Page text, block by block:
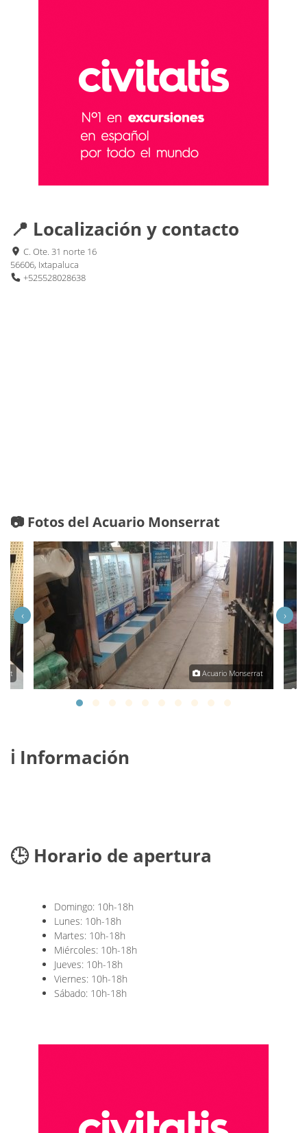
📍 Localización y contacto
C. Ote. 31 norte 16
56606, Ixtapaluca
+525528028638
📷 Fotos del Acuario Monserrat
Acuario Monserrat
‹ ›
ℹ️ Información
🕒 Horario de apertura
Domingo: 10h-18h
Lunes: 10h-18h
Martes: 10h-18h
Miércoles: 10h-18h
Jueves: 10h-18h
Viernes: 10h-18h
Sábado: 10h-18h